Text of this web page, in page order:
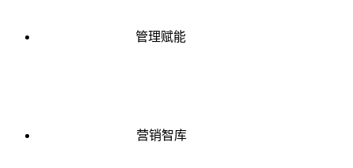
管理赋能
营销智库